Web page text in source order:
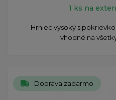
1 ks na
Hrniec vysoký s
vhodné na
Doprava zadarmo